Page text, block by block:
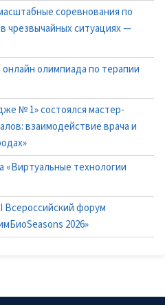
соревнования по
чрезвычайных ситуациях —
олимпиада по терапии
№ 1» состоялся мастер-
взаимодействие врача и
технологии
Всероссийский форум
2026»